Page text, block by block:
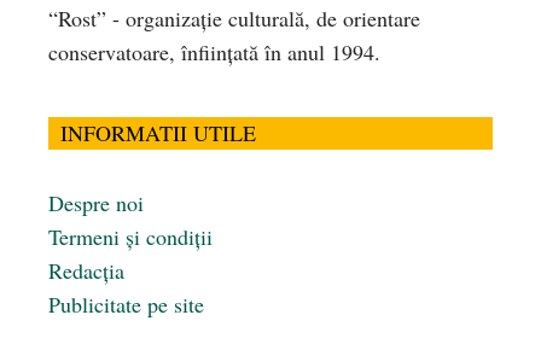
“Rost” - organizaţie culturală, de orientare
conservatoare, înfiinţată în anul 1994.
INFORMATII UTILE
Despre noi
Termeni și condiții
Redacția
Publicitate pe site